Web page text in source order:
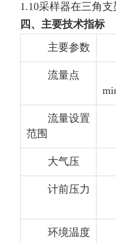
1.10采样器在三角
四、主要技术指标
主要参数
流量点
流量设置
范围
大气压
计前压力
环境温度